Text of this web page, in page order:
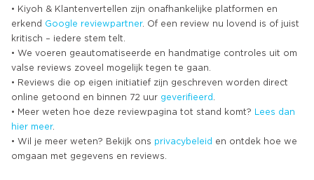
• Kiyoh & Klantenvertellen zijn onafhankelijke platformen en
erkend Google reviewpartner. Of een review nu lovend is of juist
kritisch – iedere stem telt.
• We voeren geautomatiseerde en handmatige controles uit om
valse reviews zoveel mogelijk tegen te gaan.
• Reviews die op eigen initiatief zijn geschreven worden direct
online getoond en binnen 72 uur geverifieerd
• Meer weten hoe deze reviewpagina tot stand komt?
Lees dan
hier meer.
• Wil je meer weten? Bekijk ons privacybeleid en ontdek hoe we
omgaan met gegevens en reviews.